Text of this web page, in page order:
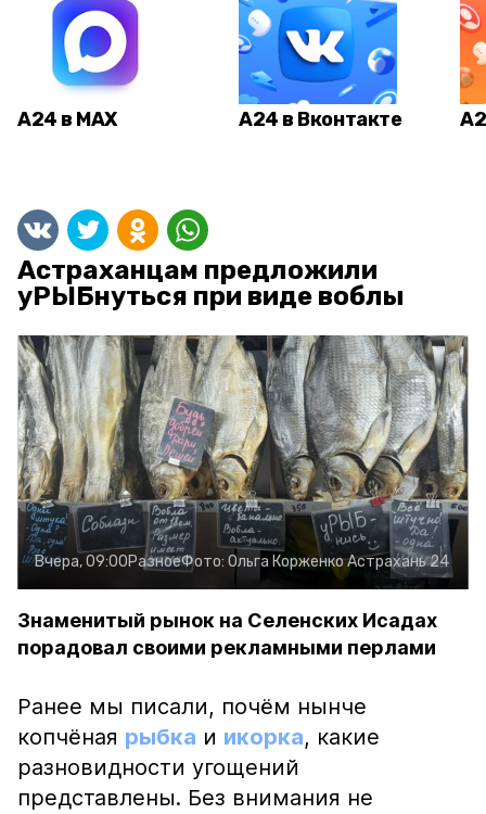
А24 в MAX А24 в Вконтакте
Астраханцам предложили
уРЫБнуться при виде воблы
Вчера, 09:00РазноеФото: Ольга КорженкоАстрахань 24
Знаменитый рынок на Селенских Исадах
порадовал своими рекламными перлами
Ранее мы писали, почём нынче
копчёная рыбка и икорка, какие
разновидности угощений
представлены. Без внимания не